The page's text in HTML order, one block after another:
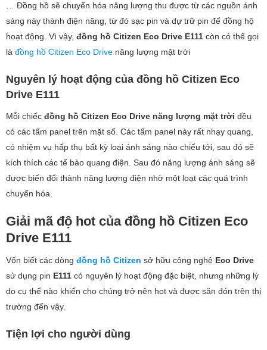
… Đồng hồ sẽ chuyển hóa năng lượng thu được từ các nguồn ánh
sáng này thành điện năng, từ đó sạc pin và dự trữ pin để đồng hộ
hoạt động. Vì vậy, đồng hồ Citizen Eco Drive E111 còn có thể gọi
là đồng hồ Citizen Eco Drive năng lượng mặt trời
Nguyên lý hoạt động của đồng hồ Citizen Eco
Drive E111
Mỗi chiếc đồng hồ Citizen Eco Drive năng lượng mặt trời đều
có các tấm panel trên mặt số. Các tấm panel này rất nhạy quang,
có nhiệm vụ hấp thụ bất kỳ loại ánh sáng nào chiếu tới, sau đó sẽ
kích thích các tế bào quang điện. Sau đó năng lượng ánh sáng sẽ
được biến đổi thành năng lượng điện nhờ một loạt các quá trình
chuyển hóa.
Giải mã độ hot của đồng hồ Citizen Eco
Drive E111
Vốn biết các dòng đồng hồ Citizen sở hữu công nghệ Eco Drive
sử dụng pin E111 có nguyên lý hoạt động đặc biệt, nhưng những lý
do cụ thể nào khiến cho chúng trở nên hot và được săn đón trên thị
trường đến vậy.
Tiện lợi cho người dùng